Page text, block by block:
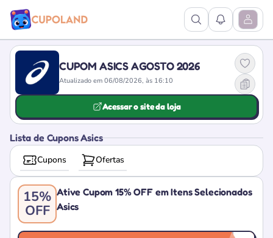
Ver Pesquisa
Ver Abrir
CUPOM ASICS AGOSTO 2026
Atualizado em 06/08/2026, às 16:10
Acessar o site da loja
Lista de Cupons Asics
Cupons Ofertas
15%
OFF
Ative Cupom 15% OFF em Itens Selecionados
Asics